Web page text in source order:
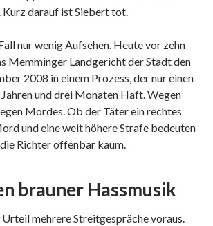
Kurz darauf ist Siebert tot.
nur wenig Aufsehen. Heute vor zehn
Memminger Landgericht der Stadt den
2008 in einem Prozess, der nur einen
und drei Monaten Haft. Wegen
Mordes. Ob der Täter ein rechtes
und eine weit höhere Strafe bedeuten
Richter offenbar kaum.
brauner Hassmusik
mehrere Streitgespräche voraus.